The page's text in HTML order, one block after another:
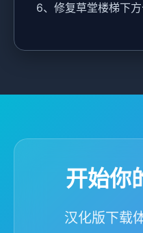
6、修复草堂楼梯下
开始你
汉化版下载